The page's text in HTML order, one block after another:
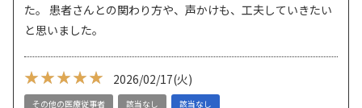
た。 患者さんとの関わり方や、声かけも、工夫していきたい
と思いました。
★★★★★
★★★★★ 2026/02/17(火)
その他の医療従事者 該当なし 該当なし